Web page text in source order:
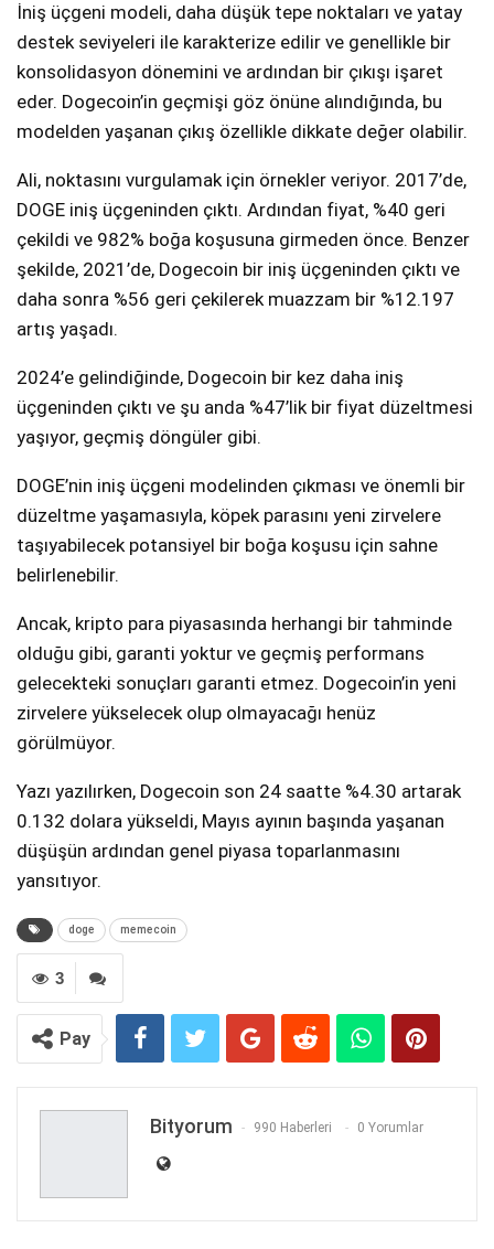
İniş üçgeni modeli, daha düşük tepe noktaları ve yatay
destek seviyeleri ile karakterize edilir ve genellikle bir
konsolidasyon dönemini ve ardından bir çıkışı işaret
eder. Dogecoin’in geçmişi göz önüne alındığında, bu
modelden yaşanan çıkış özellikle dikkate değer olabilir.
Ali, noktasını vurgulamak için örnekler veriyor. 2017’de,
DOGE iniş üçgeninden çıktı. Ardından fiyat, %40 geri
çekildi ve 982% boğa koşusuna girmeden önce. Benzer
şekilde, 2021’de, Dogecoin bir iniş üçgeninden çıktı ve
daha sonra %56 geri çekilerek muazzam bir %12.197
artış yaşadı.
2024’e gelindiğinde, Dogecoin bir kez daha iniş
üçgeninden çıktı ve şu anda %47’lik bir fiyat düzeltmesi
yaşıyor, geçmiş döngüler gibi.
DOGE’nin iniş üçgeni modelinden çıkması ve önemli bir
düzeltme yaşamasıyla, köpek parasını yeni zirvelere
taşıyabilecek potansiyel bir boğa koşusu için sahne
belirlenebilir.
Ancak, kripto para piyasasında herhangi bir tahminde
olduğu gibi, garanti yoktur ve geçmiş performans
gelecekteki sonuçları garanti etmez. Dogecoin’in yeni
zirvelere yükselecek olup olmayacağı henüz
görülmüyor.
Yazı yazılırken, Dogecoin son 24 saatte %4.30 artarak
0.132 dolara yükseldi, Mayıs ayının başında yaşanan
düşüşün ardından genel piyasa toparlanmasını
yansıtıyor.
doge memecoin
3
Pay
Bityorum 990 Haberleri 0 Yorumlar